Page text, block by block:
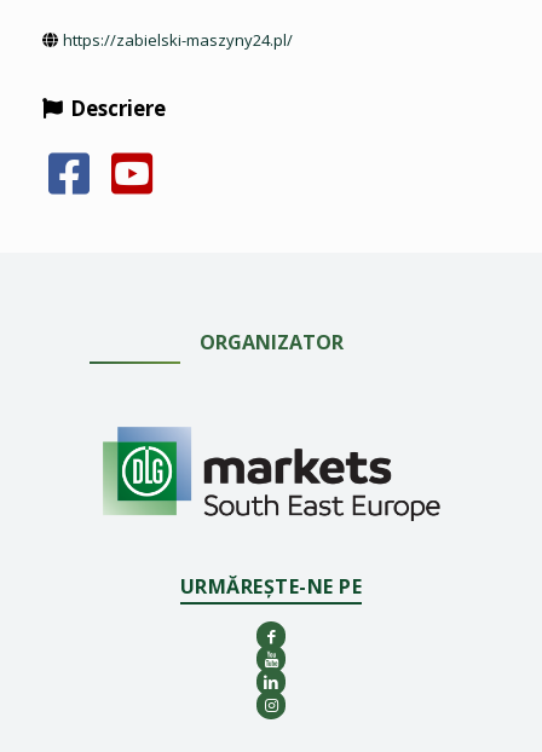
https://zabielski-maszyny24.pl/
Descriere
ORGANIZATOR
URMĂREȘTE-NE PE